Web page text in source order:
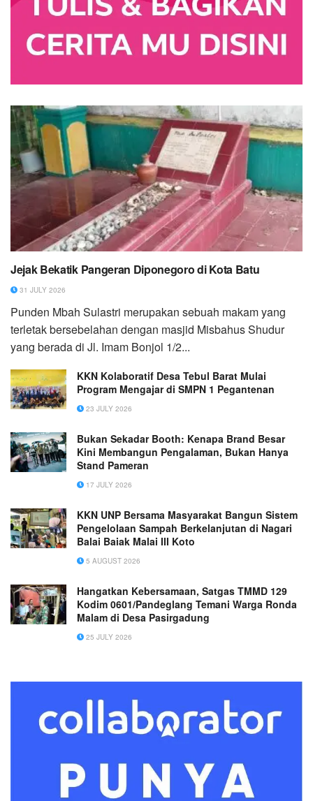
Jejak Bekatik Pangeran Diponegoro di Kota Batu
31 JULY 2026
Punden Mbah Sulastri merupakan sebuah makam yang
terletak bersebelahan dengan masjid Misbahus Shudur
yang berada di Jl. Imam Bonjol 1/2...
KKN Kolaboratif Desa Tebul Barat Mulai
Program Mengajar di SMPN 1 Pegantenan
23 JULY 2026
Bukan Sekadar Booth: Kenapa Brand Besar
Kini Membangun Pengalaman, Bukan Hanya
Stand Pameran
17 JULY 2026
KKN UNP Bersama Masyarakat Bangun Sistem
Pengelolaan Sampah Berkelanjutan di Nagari
Balai Baiak Malai III Koto
5 AUGUST 2026
Hangatkan Kebersamaan, Satgas TMMD 129
Kodim 0601/Pandeglang Temani Warga Ronda
Malam di Desa Pasirgadung
25 JULY 2026